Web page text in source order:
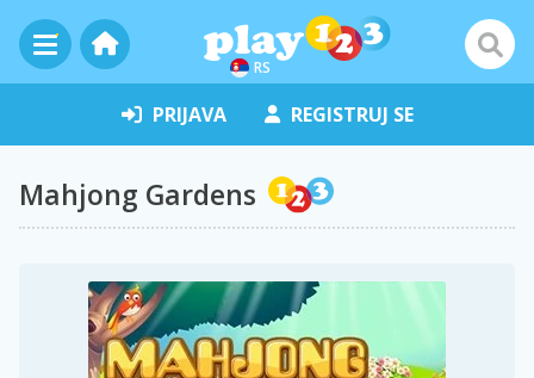
RS
PRIJAVA REGISTRUJ SE
Mahjong Gardens